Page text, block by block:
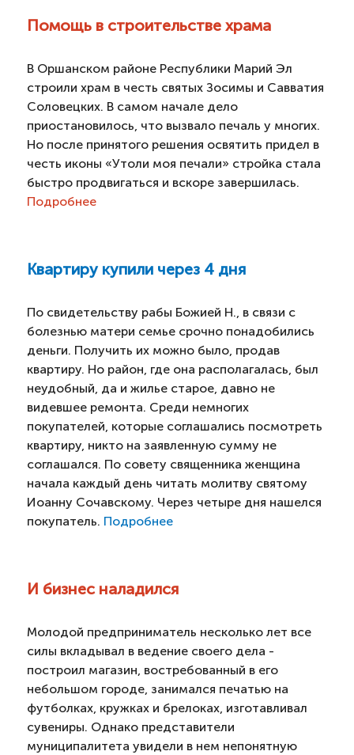
Помощь в строительстве храма
В Оршанском районе Республики Марий Эл
строили храм в честь святых Зосимы и Савватия
Соловецких. В самом начале дело
приостановилось, что вызвало печаль у многих.
Но после принятого решения освятить придел в
честь иконы «Утоли моя печали» стройка стала
быстро продвигаться и вскоре завершилась.
Подробнее
Квартиру купили через 4 дня
По свидетельству рабы Божией Н., в связи с
болезнью матери семье срочно понадобились
деньги. Получить их можно было, продав
квартиру. Но район, где она располагалась, был
неудобный, да и жилье старое, давно не
видевшее ремонта. Среди немногих
покупателей, которые соглашались посмотреть
квартиру, никто на заявленную сумму не
соглашался. По совету священника женщина
начала каждый день читать молитву святому
Иоанну Сочавскому. Через четыре дня нашелся
покупатель. Подробнее
И бизнес наладился
Молодой предприниматель несколько лет все
силы вкладывал в ведение своего дела -
построил магазин, востребованный в его
небольшом городе, занимался печатью на
футболках, кружках и брелоках, изготавливал
сувениры. Однако представители
муниципалитета увидели в нем непонятную